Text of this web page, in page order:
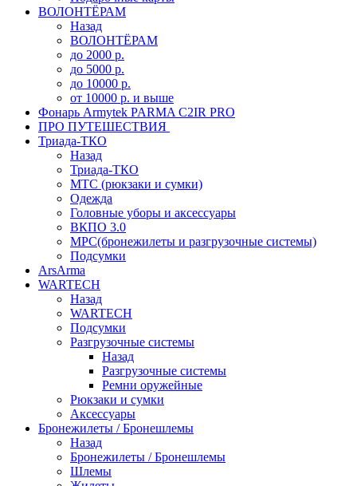
ВОЛОНТЁРАМ
Назад
ВОЛОНТЁРАМ
до 2000 р.
до 5000 р.
до 10000 р.
от 10000 р. и выше
Фонарь Armytek PARMA C2IR PRO
ПРО ПУТЕШЕСТВИЯ
Триада-ТКО
Назад
Триада-ТКО
МТС (рюкзаки и сумки)
Одежда
Головные уборы и аксессуары
ВКПО 3.0
МРС(бронежилеты и разгрузочные системы)
Подсумки
ArsArma
WARTECH
Назад
WARTECH
Подсумки
Разгрузочные системы
Назад
Разгрузочные системы
Ремни оружейные
Рюкзаки и сумки
Аксессуары
Бронежилеты / Бронешлемы
Назад
Бронежилеты / Бронешлемы
Шлемы